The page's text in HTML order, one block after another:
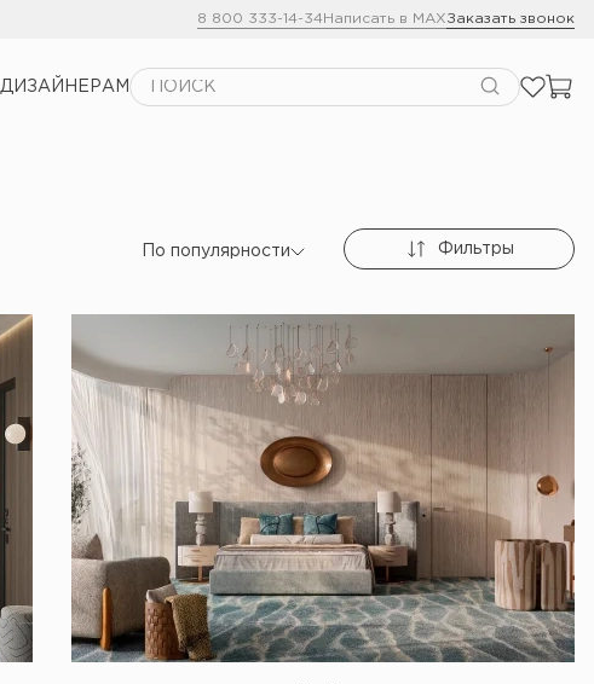
8 800 333-14-34Написать в MAXЗаказать звонок
ДИЗАЙНЕРАМ
По популярности Фильтры